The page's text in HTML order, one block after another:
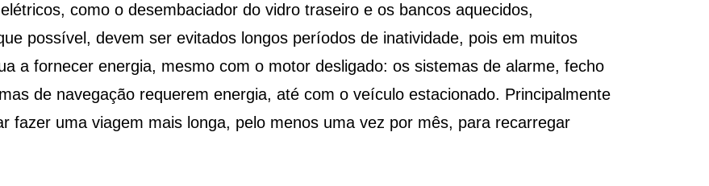
como o desembaciador do vidro traseiro e os bancos aquecidos,
possível, devem ser evitados longos períodos de inatividade, pois em muitos
a fornecer energia, mesmo com o motor desligado: os sistemas de alarme, fecho
de navegação requerem energia, até com o veículo estacionado. Principalmente
fazer uma viagem mais longa, pelo menos uma vez por mês, para recarregar